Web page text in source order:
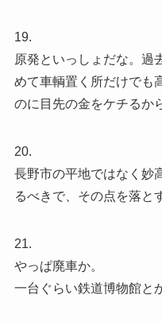
19.
原発といっしょだな。過
めて車輌置く所だけでも
のに目先の金をケチるか
20.
長野市の平地ではなく妙
るべきで、その点を落と
21.
やっぱ廃車か。
一台ぐらい鉄道博物館と